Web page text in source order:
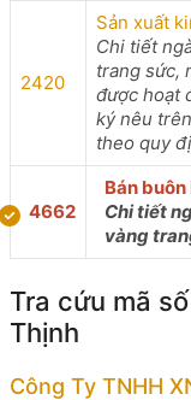
2420
Sản xuất
Chi tiết
trang sức,
được hoạt
ký nêu
theo quy
4662
Bán
Chi tiết
vàng
Tra cứu mã
Thịnh
Công Ty TNHH